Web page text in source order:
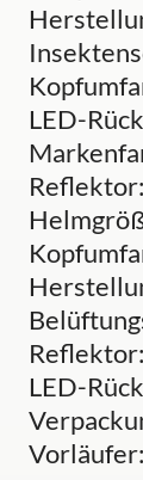
LED-
LED-